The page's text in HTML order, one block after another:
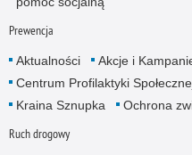
Prewencja
Aktualności
Akcje i
Centrum Profilaktyki
Kraina Sznupka
Ochrona
Ruch drogowy